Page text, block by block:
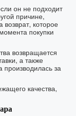
он не подходит
причине,
возврат, которое
покупки
возвращается
а также
производилась за
качества,